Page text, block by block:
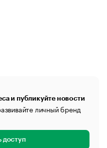
и публикуйте новости
личный бренд
доступ